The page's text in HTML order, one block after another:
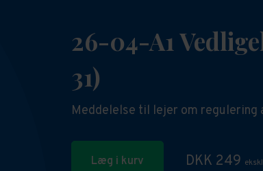
26-04-A1
31)
Meddelelse til lejer om
Læg i kurv DKK 249